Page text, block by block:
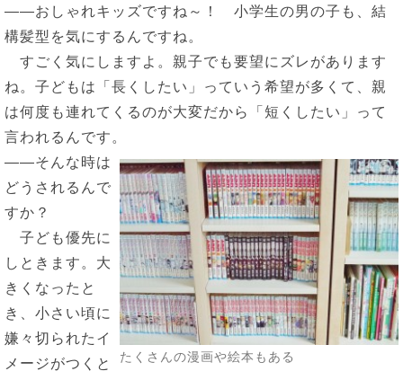
――おしゃれキッズですね～！ 小学生の男の子も、結
構髪型を気にするんですね。
すごく気にしますよ。親子でも要望にズレがあります
ね。子どもは「長くしたい」っていう希望が多くて、親
は何度も連れてくるのが大変だから「短くしたい」って
言われるんです。
たくさんの漫画や絵本もある
――そんな時は
どうされるんで
すか？
子ども優先に
しときます。大
きくなったと
き、小さい頃に
嫌々切られたイ
メージがつくと